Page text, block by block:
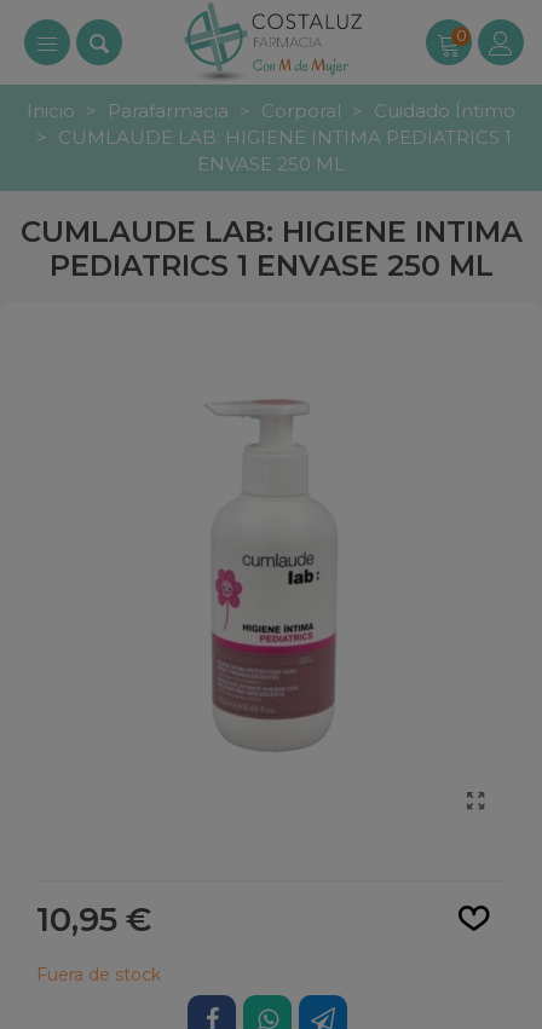
0
Inicio > Parafarmacia > Corporal >
Cuidado Íntimo
>
CUMLAUDE LAB: HIGIENE INTIMA PEDIATRICS 1
ENVASE 250 ML
CUMLAUDE LAB: HIGIENE INTIMA
PEDIATRICS 1 ENVASE 250 ML
10,95 €
Fuera de stock